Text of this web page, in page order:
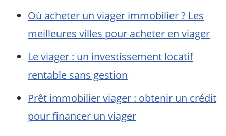
Où acheter un viager immobilier ? Les
meilleures villes pour acheter en viager
Le viager : un investissement locatif
rentable sans gestion
Prêt immobilier viager : obtenir un crédit
pour financer un viager